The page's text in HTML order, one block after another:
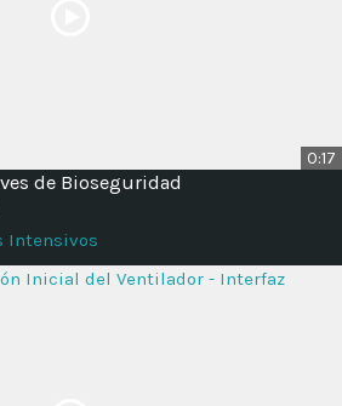
0:17
de Bioseguridad
Intensivos